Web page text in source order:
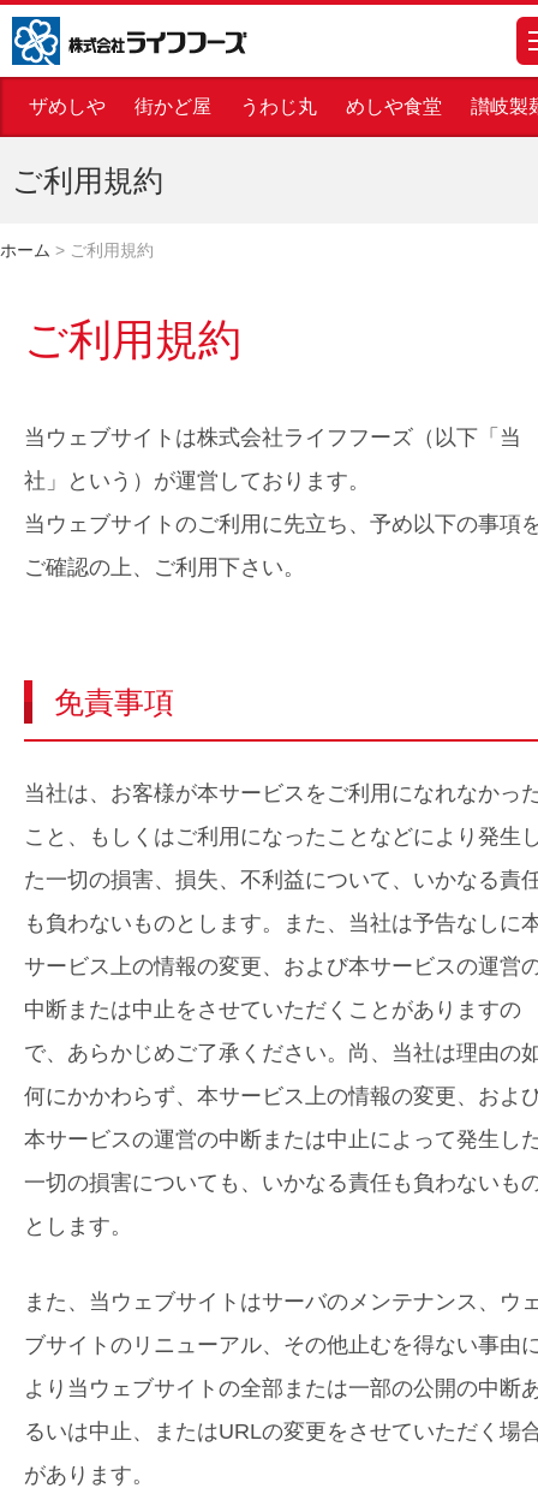
株式会社ライフフーズ
ザめしや 街かど屋 うわじ丸 めしや食堂 讃岐製
ご利用規約
ホーム > ご利用規約
ご利用規約
当ウェブサイトは株式会社ライフフーズ（以下「当
社」という）が運営しております。
当ウェブサイトのご利用に先立ち、予め以下の事項
ご確認の上、ご利用下さい。
免責事項
当社は、お客様が本サービスをご利用になれなかっ
こと、もしくはご利用になったことなどにより発生
た一切の損害、損失、不利益について、いかなる責
も負わないものとします。また、当社は予告なしに
サービス上の情報の変更、および本サービスの運営
中断または中止をさせていただくことがありますの
で、あらかじめご了承ください。尚、当社は理由の
何にかかわらず、本サービス上の情報の変更、およ
本サービスの運営の中断または中止によって発生し
一切の損害についても、いかなる責任も負わないも
とします。
また、当ウェブサイトはサーバのメンテナンス、ウ
ブサイトのリニューアル、その他止むを得ない事由
より当ウェブサイトの全部または一部の公開の中断
るいは中止、またはURLの変更をさせていただく場
があります。